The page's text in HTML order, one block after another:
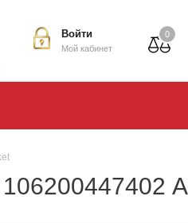
0
Войти
Мой кабинет